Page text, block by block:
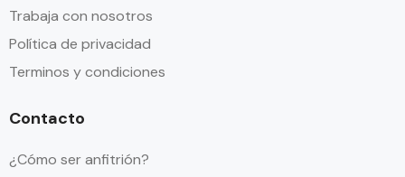
Trabaja con nosotros
Política de privacidad
Terminos y condiciones
Contacto
¿Cómo ser anfitrión?